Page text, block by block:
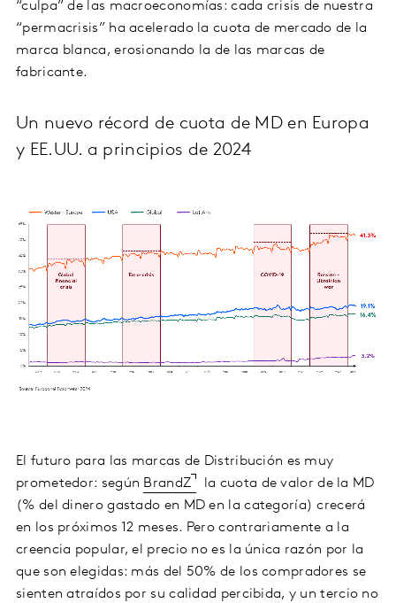
“culpa” de las macroeconomías: cada crisis de nuestra
“permacrisis” ha acelerado la cuota de mercado de la
marca blanca, erosionando la de las marcas de
fabricante.
Un nuevo récord de cuota de MD en Europa
y EE.UU. a principios de 2024
El futuro para las marcas de Distribución es muy
prometedor: según BrandZ
la cuota de valor de la MD
(% del dinero gastado en MD en la categoría) crecerá
en los próximos 12 meses. Pero contrariamente a la
creencia popular, el precio no es la única razón por la
que son elegidas: más del 50% de los compradores se
sienten atraídos por su calidad percibida, y un tercio no